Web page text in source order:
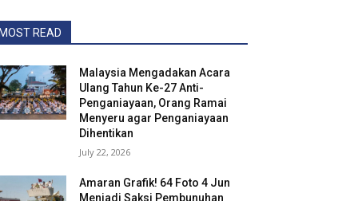
READ
Malaysia Mengadakan Acara
Ulang Tahun Ke-27 Anti-
Penganiayaan, Orang Ramai
Menyeru agar Penganiayaan
Dihentikan
July 22, 2026
Amaran Grafik! 64 Foto 4 Jun
Menjadi Saksi Pembunuhan